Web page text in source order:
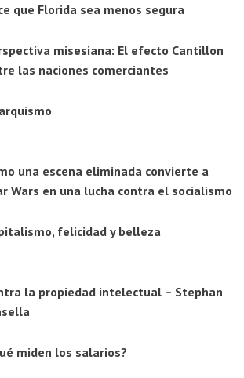
que Florida sea menos segura
misesiana: El efecto Cantillon
las naciones comerciantes
una escena eliminada convierte a
Wars en una lucha contra el socialismo
felicidad y belleza
la propiedad intelectual – Stephan
miden los salarios?